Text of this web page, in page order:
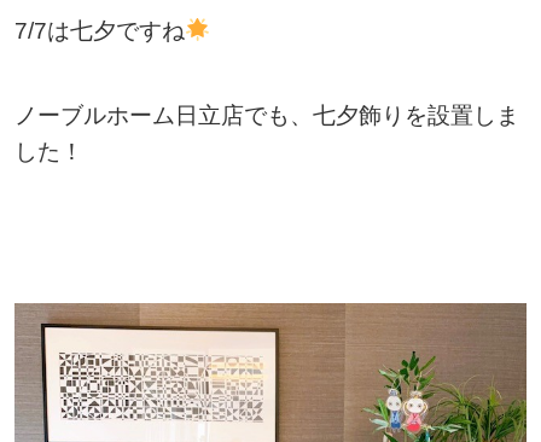
7/7は七夕ですね
ノーブルホーム日立店でも、七夕飾りを設置しま
した！